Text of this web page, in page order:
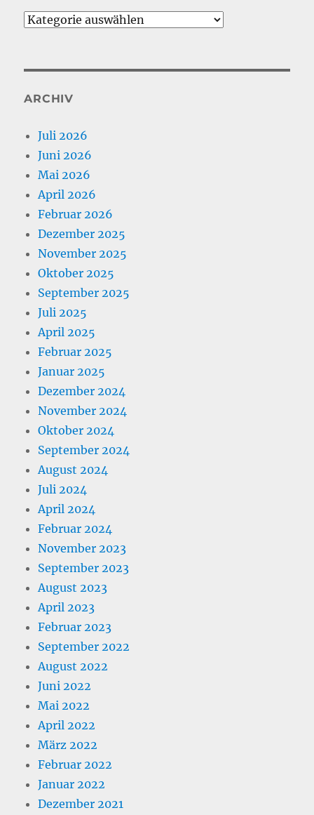
Kategorien
ARCHIV
Juli 2026
Juni 2026
Mai 2026
April 2026
Februar 2026
Dezember 2025
November 2025
Oktober 2025
September 2025
Juli 2025
April 2025
Februar 2025
Januar 2025
Dezember 2024
November 2024
Oktober 2024
September 2024
August 2024
Juli 2024
April 2024
Februar 2024
November 2023
September 2023
August 2023
April 2023
Februar 2023
September 2022
August 2022
Juni 2022
Mai 2022
April 2022
März 2022
Februar 2022
Januar 2022
Dezember 2021